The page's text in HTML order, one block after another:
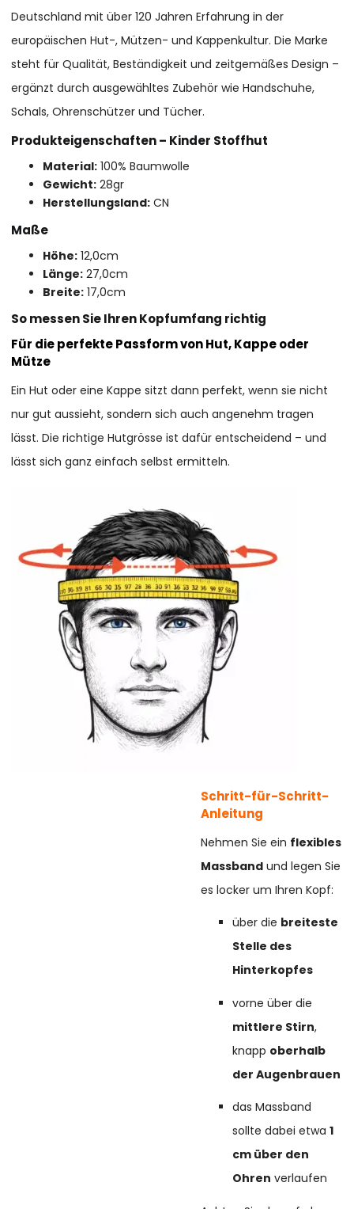
Deutschland mit über 120 Jahren Erfahrung in der
europäischen Hut-, Mützen- und Kappenkultur. Die Marke
steht für Qualität, Beständigkeit und zeitgemäßes Design –
ergänzt durch ausgewähltes Zubehör wie Handschuhe,
Schals, Ohrenschützer und Tücher.
Produkteigenschaften – Kinder Stoffhut
Material: 100% Baumwolle
Gewicht: 28gr
Herstellungsland: CN
Maße
Höhe: 12,0cm
Länge: 27,0cm
Breite: 17,0cm
So messen Sie Ihren Kopfumfang richtig
Für die perfekte Passform von Hut, Kappe oder
Mütze
Ein Hut oder eine Kappe sitzt dann perfekt, wenn sie nicht
nur gut aussieht, sondern sich auch angenehm tragen
lässt. Die richtige Hutgrösse ist dafür entscheidend – und
lässt sich ganz einfach selbst ermitteln.
Schritt-für-Schritt-
Anleitung
Nehmen Sie ein flexibles
Massband und legen Sie
es locker um Ihren Kopf:
über die breiteste
Stelle des
Hinterkopfes
vorne über die
mittlere Stirn,
knapp oberhalb
der Augenbrauen
das Massband
sollte dabei etwa1
cm über den
Ohren verlaufen